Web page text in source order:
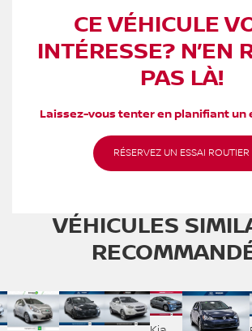
CE VÉHICULE
INTÉRESSE? N’EN
PAS LÀ!
Laissez-vous tenter en planifiant un
RÉSERVEZ UN ESSAI ROUTIER
VÉHICULES